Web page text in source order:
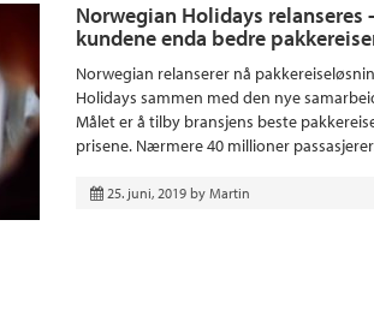
Norwegian Holidays relanseres
kundene enda bedre
Norwegian relanserer nå
Holidays sammen med den nye
Målet er å tilby bransjens beste
prisene. Nærmere 40 millioner
25. juni, 2019 by Martin